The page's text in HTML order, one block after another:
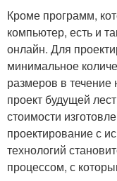
Кроме программ,
компьютер, есть и
онлайн. Для
минимальное
размеров в течение
проект будущей
стоимости
проектирование с
технологий
процессом, с